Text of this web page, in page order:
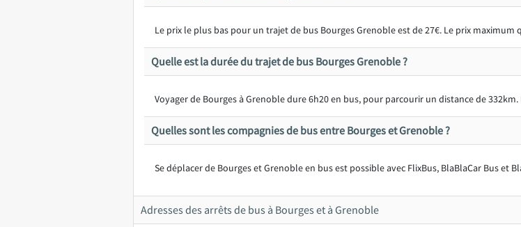
Le prix le plus bas pour un trajet de bus Bourges Grenoble est de 27€. Le prix maximum
Quelle est la durée du trajet de bus Bourges Grenoble ?
Voyager de Bourges à Grenoble dure 6h20 en bus, pour parcourir un distance de
Quelles sont les compagnies de bus entre Bourges et Grenoble ?
Se déplacer de Bourges et Grenoble en bus est possible avec FlixBus, BlaBlaCar Bus et
Adresses des arrêts de bus à Bourges et à Grenoble